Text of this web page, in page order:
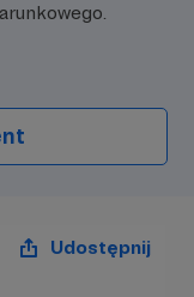
Udostępnij